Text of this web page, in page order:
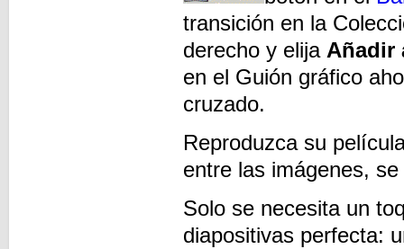
transición en la
derecho y elija Añadir
en el Guión gráfico
cruzado.
Reproduzca su
entre las imágenes,
Solo se necesita un
diapositivas perfecta: